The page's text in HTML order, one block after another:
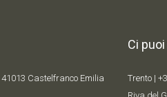
Castelfranco Emilia
Ci
Trento |